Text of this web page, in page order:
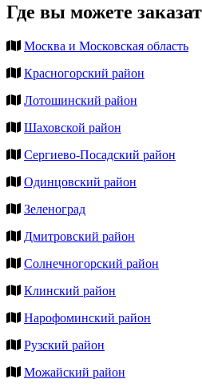
Где вы можете
Москва и Московская область
Красногорский район
Лотошинский район
Шаховской район
Сергиево-Посадский район
Одинцовский район
Зеленоград
Дмитровский район
Солнечногорский район
Клинский район
Нарофоминский район
Рузский район
Можайский район